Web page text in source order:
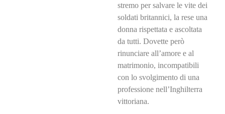
stremo per salvare le vite dei
soldati britannici, la rese una
donna rispettata e ascoltata
da tutti. Dovette però
rinunciare all’amore e al
matrimonio, incompatibili
con lo svolgimento di una
professione nell’Inghilterra
vittoriana.